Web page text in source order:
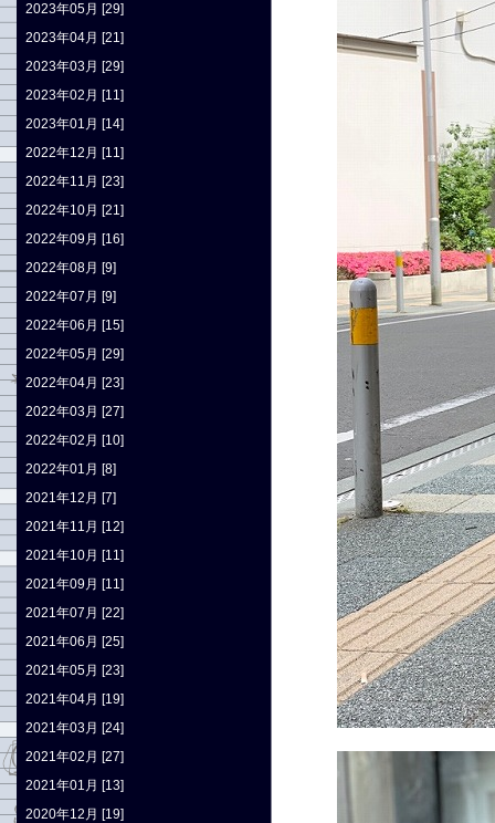
2023年05月 [29]
2023年04月 [21]
2023年03月 [29]
2023年02月 [11]
2023年01月 [14]
2022年12月 [11]
2022年11月 [23]
2022年10月 [21]
2022年09月 [16]
2022年08月 [9]
2022年07月 [9]
2022年06月 [15]
2022年05月 [29]
2022年04月 [23]
2022年03月 [27]
2022年02月 [10]
2022年01月 [8]
2021年12月 [7]
2021年11月 [12]
2021年10月 [11]
2021年09月 [11]
2021年07月 [22]
2021年06月 [25]
2021年05月 [23]
2021年04月 [19]
2021年03月 [24]
2021年02月 [27]
2021年01月 [13]
2020年12月 [19]